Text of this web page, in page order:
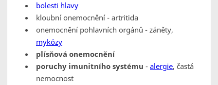
bolesti hlavy
kloubní onemocnění - artritida
onemocnění pohlavních orgánů - záněty,
mykózy
plísňová onemocnění
poruchy imunitního systému - alergie, častá
nemocnost